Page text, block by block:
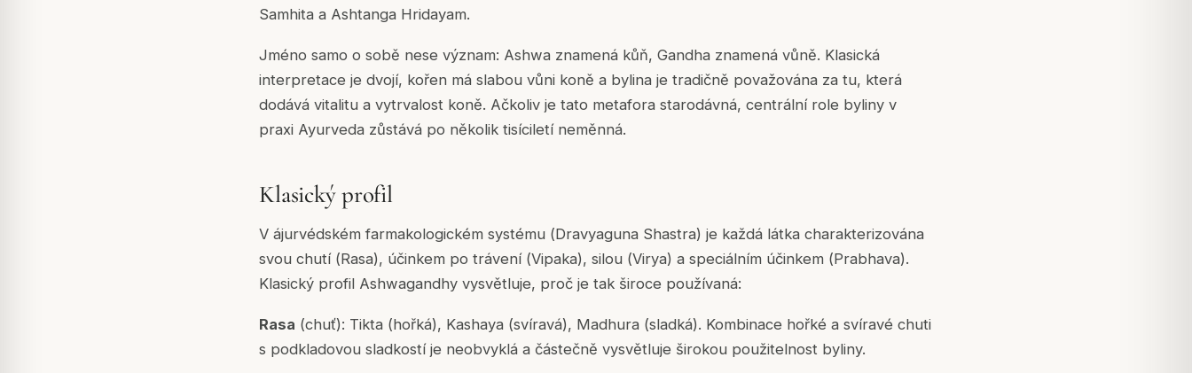
Samhita a Ashtanga Hridayam.
Jméno samo o sobě nese význam: Ashwa znamená kůň, Gandha znamená vůně. Klasická
interpretace je dvojí, kořen má slabou vůni koně a bylina je tradičně považována za tu, která
dodává vitalitu a vytrvalost koně. Ačkoliv je tato metafora starodávná, centrální role byliny v
praxi Ayurveda zůstává po několik tisíciletí neměnná.
Klasický profil
V ájurvédském farmakologickém systému (Dravyaguna Shastra) je každá látka charakterizována
svou chutí (Rasa), účinkem po trávení (Vipaka), silou (Virya) a speciálním účinkem (Prabhava).
Klasický profil Ashwagandhy vysvětluje, proč je tak široce používaná:
Rasa (chuť): Tikta (hořká), Kashaya (svíravá), Madhura (sladká). Kombinace hořké a svíravé chuti
s podkladovou sladkostí je neobvyklá a částečně vysvětluje širokou použitelnost byliny.